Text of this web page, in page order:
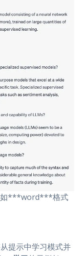
如***word***格式
提示中学习模式并